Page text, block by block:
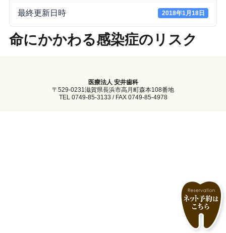
最終更新日時 2018年1月18日
命にかかわる感染症のリスク
医療法人 安井歯科
〒529-0231滋賀県長浜市高月町森本108番地
TEL 0749-85-3133 / FAX 0749-85-4978